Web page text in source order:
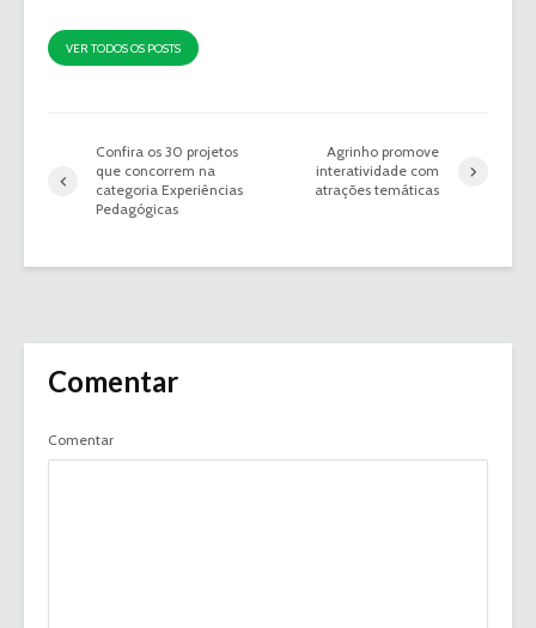
VER TODOS OS POSTS
Confira os 30 projetos
que concorrem na
categoria Experiências
Pedagógicas
Agrinho promove
interatividade com
atrações temáticas
Comentar
Comentar